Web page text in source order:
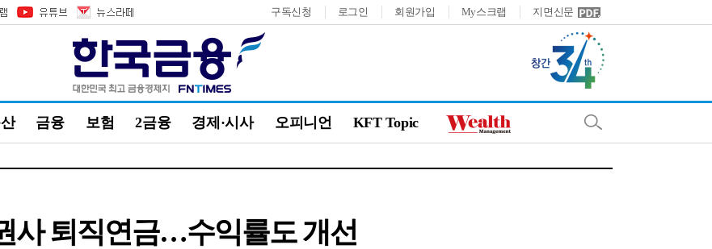
구독신청 로그인 회원가입 My스크랩 지면신문
금융 보험 2금융 경제·시사 오피니언 KFT Topic
사 퇴직연금…수익률도 개선